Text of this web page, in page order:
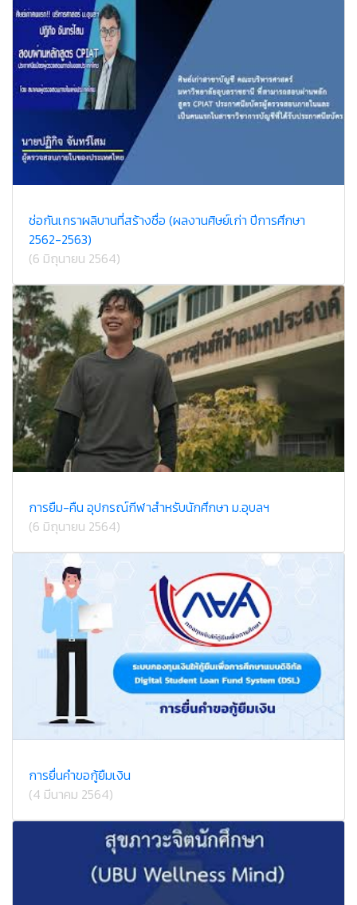
ช่อกันเกราผลิบานที่สร้างชื่อ (ผลงานศิษย์เก่า ปีการศึกษา
2562-2563)
(6 มิถุนายน 2564)
การยืม-คืน อุปกรณ์กีฬาสำหรับนักศึกษา ม.อุบลฯ
(6 มิถุนายน 2564)
การยื่นคำขอกู้ยืมเงิน
(4 มีนาคม 2564)